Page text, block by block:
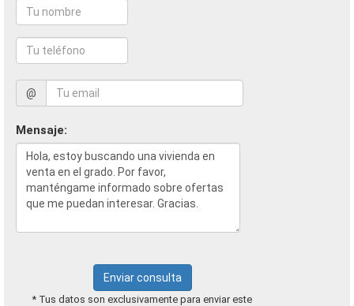
@
Mensaje:
Enviar consulta
* Tus datos son exclusivamente para enviar este